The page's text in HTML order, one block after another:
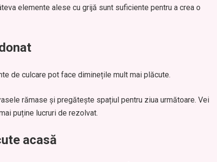
elemente alese cu grijă sunt suficiente pentru a crea o
de culcare pot face diminețile mult mai plăcute.
rămase și pregătește spațiul pentru ziua următoare. Vei
puține lucruri de rezolvat.
acasă